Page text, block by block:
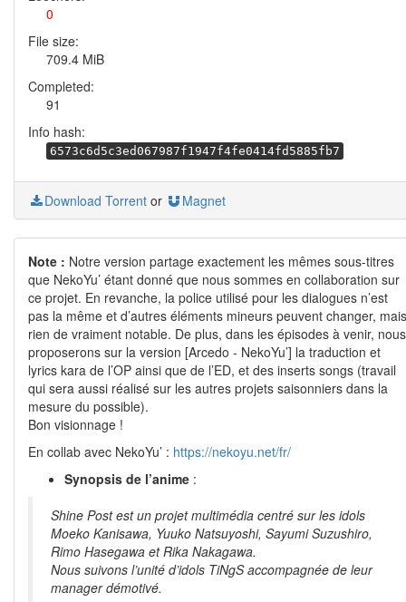
0
File size:
709.4 MiB
Completed:
91
Info hash:
6573c6d5c3ed067987f1947f4fe0414fd5885fb7
Download Torrent or Magnet
Note : Notre version partage exactement les mêmes sous-titres
que NekoYu’ étant donné que nous sommes en collaboration sur
ce projet. En revanche, la police utilisé pour les dialogues n’est
pas la même et d’autres éléments mineurs peuvent changer, mais
rien de vraiment notable. De plus, dans les épisodes à venir, nous
proposerons sur la version [Arcedo - NekoYu’] la traduction et
lyrics kara de l’OP ainsi que de l’ED, et des inserts songs (travail
qui sera aussi réalisé sur les autres projets saisonniers dans la
mesure du possible).
Bon visionnage !
En collab avec NekoYu’ : https://nekoyu.net/fr/
Synopsis de l’anime :
Shine Post est un projet multimédia centré sur les idols
Moeko Kanisawa, Yuuko Natsuyoshi, Sayumi Suzushiro,
Rimo Hasegawa et Rika Nakagawa.
Nous suivons l’unité d’idols TiNgS accompagnée de leur
manager démotivé.